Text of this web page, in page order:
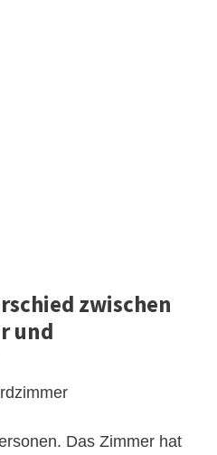
zwischen
und
Das Zimmer hat